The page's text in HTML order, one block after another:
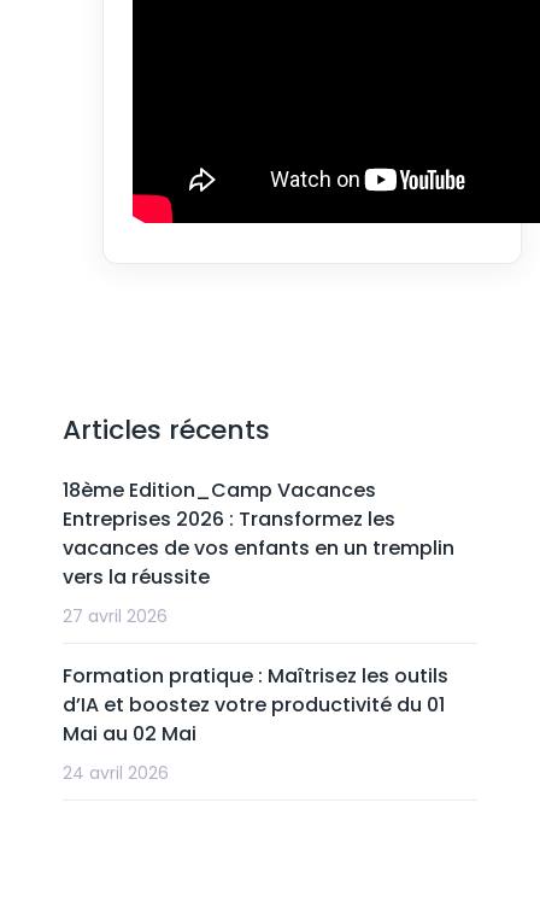
Articles récents
18ème Edition_Camp Vacances
Entreprises 2026 : Transformez les
vacances de vos enfants en un tremplin
vers la réussite
27 avril 2026
Formation pratique : Maîtrisez les outils
d’IA et boostez votre productivité du 01
Mai au 02 Mai
24 avril 2026